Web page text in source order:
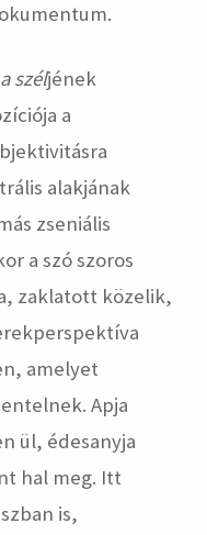
széljének
a
alakjának
zseniális
a szó szoros
zaklatott közelik,
amelyet
Apja
ül, édesanyja
hal meg. Itt
is,